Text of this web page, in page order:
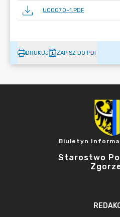
UC0070~1.PDF
DRUKUJ ZAPISZ DO PDF
Biuletyn
Starostwo